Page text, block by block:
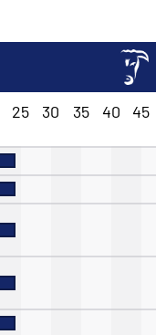
25 30 35 40 45